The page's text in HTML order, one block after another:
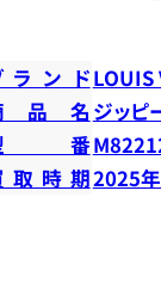
ランドLOUIS
品名 ジッピ
番
取時期2025